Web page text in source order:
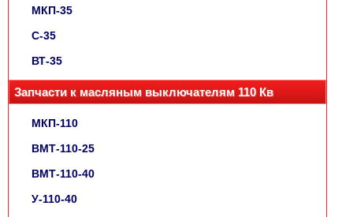
МКП-35
С-35
ВТ-35
Запчасти к масляным выключателям 110 Кв
МКП-110
ВМТ-110-25
ВМТ-110-40
У-110-40